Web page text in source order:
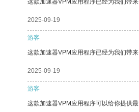
这款加速器VPM应用程序已经为我们带来
2025-09-19
游客
这款加速器VPM应用程序已经为我们带
2025-09-19
游客
这款加速器VPM应用程序可以给你提供